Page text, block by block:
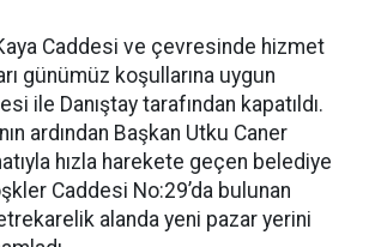
Caddesi ve çevresinde hizmet
günümüz koşullarına uygun
ile Danıştay tarafından kapatıldı.
ardından Başkan Utku Caner
hızla harekete geçen belediye
Caddesi No:29’da bulunan
alanda yeni pazar yerini